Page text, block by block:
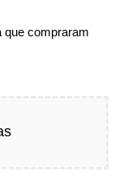
que compraram